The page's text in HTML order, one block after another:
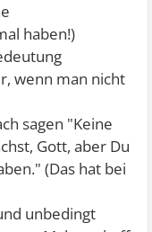
haben!)
wenn man nicht
sagen "Keine
Gott, aber Du
(Das hat bei
unbedingt